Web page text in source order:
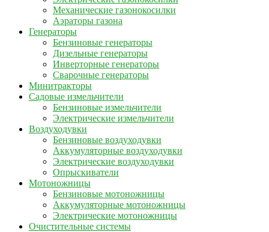
Механические газонокосилки
Аэраторы газона
Генераторы
Бензиновые генераторы
Дизельные генераторы
Инверторные генераторы
Сварочные генераторы
Минитракторы
Садовые измельчители
Бензиновые измельчители
Электрические измельчители
Воздуходувки
Бензиновые воздуходувки
Аккумуляторные воздуходувки
Электрические воздуходувки
Опрыскиватели
Мотоножницы
Бензиновые мотоножницы
Аккумуляторные мотоножницы
Электрические мотоножницы
Очистительные системы